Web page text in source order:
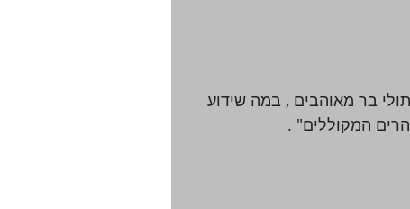
בר מאוהבים , במה שידוע
המקוללים" .